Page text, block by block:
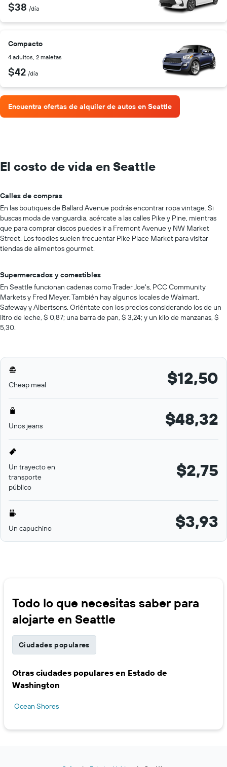
$38 /día
Compacto
4 adultos, 2 maletas
$42 /día
Encuentra ofertas de alquiler de autos en Seattle
El costo de vida en Seattle
Calles de compras
En las boutiques de Ballard Avenue podrás encontrar ropa vintage. Si
buscas moda de vanguardia, acércate a las calles Pike y Pine, mientras
que para comprar discos puedes ir a Fremont Avenue y NW Market
Street. Los foodies suelen frecuentar Pike Place Market para visitar
tiendas de alimentos gourmet.
Supermercados y comestibles
En Seattle funcionan cadenas como Trader Joe's, PCC Community
Markets y Fred Meyer. También hay algunos locales de Walmart,
Safeway y Albertsons. Oriéntate con los precios considerando los de un
litro de leche, $ 0,87; una barra de pan, $ 3,24; y un kilo de manzanas, $
5,30.
Cheap meal $12,50
Unos jeans $48,32
Un trayecto en
transporte
público
$2,75
Un capuchino $3,93
Todo lo que necesitas saber para
alojarte en Seattle
Ciudades populares
Otras ciudades populares en Estado de
Washington
Ocean Shores